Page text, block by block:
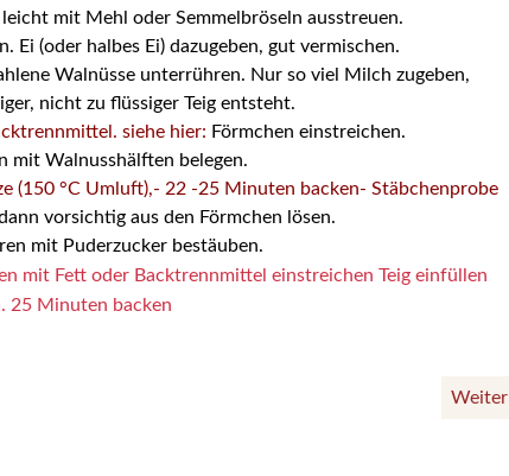
mit Mehl oder Semmelbröseln ausstreuen.
Ei (oder halbes Ei) dazugeben, gut vermischen.
Walnüsse unterrühren. Nur so viel Milch zugeben,
nicht zu flüssiger Teig entsteht.
siehe hier: Förmchen einstreichen.
mit Walnusshälften belegen.
(150 °C Umluft),- 22 -25 Minuten backen- Stäbchenprobe
vorsichtig aus den Förmchen lösen.
mit Puderzucker bestäuben.
Weiter